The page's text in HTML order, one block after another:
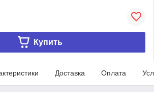
Купить
Доставка Оплата